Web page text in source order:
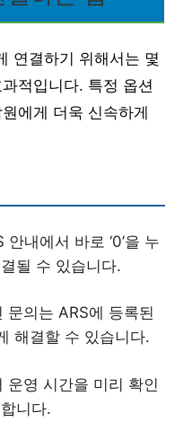
연결하기 위해서는 몇
적입니다. 특정 옵션
에게 더욱 신속하게
안내에서 바로 ‘0’을 누
될 수 있습니다.
문의는 ARS에 등록된
해결할 수 있습니다.
운영 시간을 미리 확인
니다.